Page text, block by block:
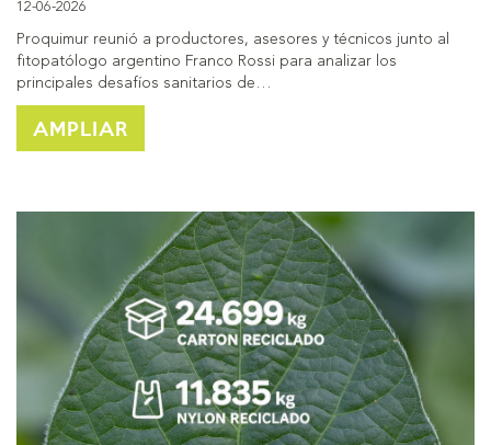
12-06-2026
Proquimur reunió a productores, asesores y técnicos junto al
fitopatólogo argentino Franco Rossi para analizar los
principales desafíos sanitarios de…
AMPLIAR